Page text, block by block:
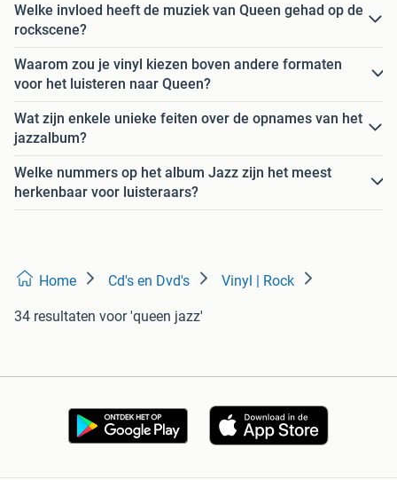
Welke invloed heeft de muziek van Queen gehad op de
rockscene?
Waarom zou je vinyl kiezen boven andere formaten
voor het luisteren naar Queen?
Wat zijn enkele unieke feiten over de opnames van het
jazzalbum?
Welke nummers op het album Jazz zijn het meest
herkenbaar voor luisteraars?
Home Cd's en Dvd's Vinyl | Rock
34 resultaten voor 'queen jazz'